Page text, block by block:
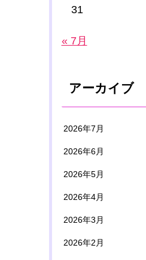
31
« 7月
アーカイブ
2026年7月
2026年6月
2026年5月
2026年4月
2026年3月
2026年2月